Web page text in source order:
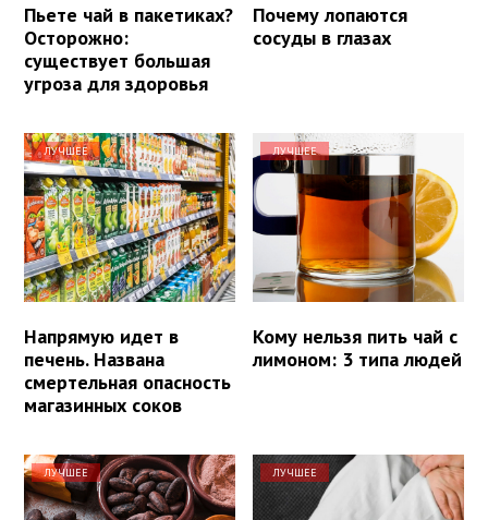
Пьете чай в пакетиках?
Осторожно:
существует большая
угроза для здоровья
Почему лопаются
сосуды в глазах
ЛУЧШЕЕ
Напрямую идет в
печень. Названа
смертельная опасность
магазинных соков
ЛУЧШЕЕ
Кому нельзя пить чай с
лимоном: 3 типа людей
ЛУЧШЕЕ ЛУЧШЕЕ